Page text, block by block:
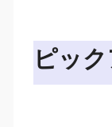
ピッ